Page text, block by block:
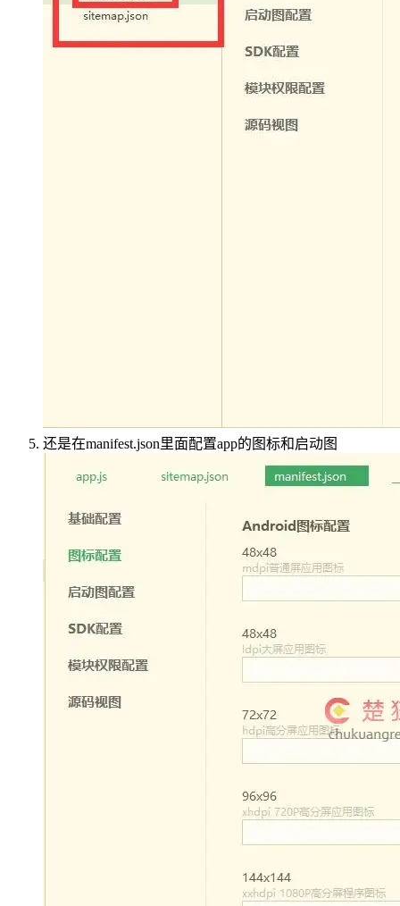
还是在manifest.json里面配置app的图标和启动图